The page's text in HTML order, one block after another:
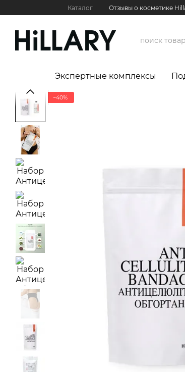
Перейти к основному контенту
Каталог Отзывы о косметике
Контактная информация
Обмен
Экспертные комплексы
−40%